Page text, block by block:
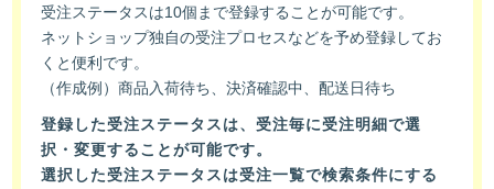
受注ステータスは10個まで登録することが可能です。
ネットショップ独自の受注プロセスなどを予め登録してお
くと便利です。
（作成例）商品入荷待ち、決済確認中、配送日待ち
登録した受注ステータスは、受注毎に受注明細で選
択・変更することが可能です。
選択した受注ステータスは受注一覧で検索条件にする